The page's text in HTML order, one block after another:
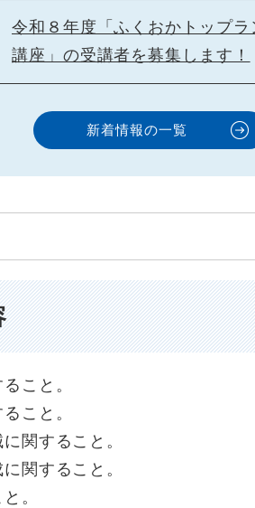
令和８年度「ふくおかトップ
講座」の受講者を募集します！
新着情報の一覧
こと。
こと。
関すること。
関すること。
。